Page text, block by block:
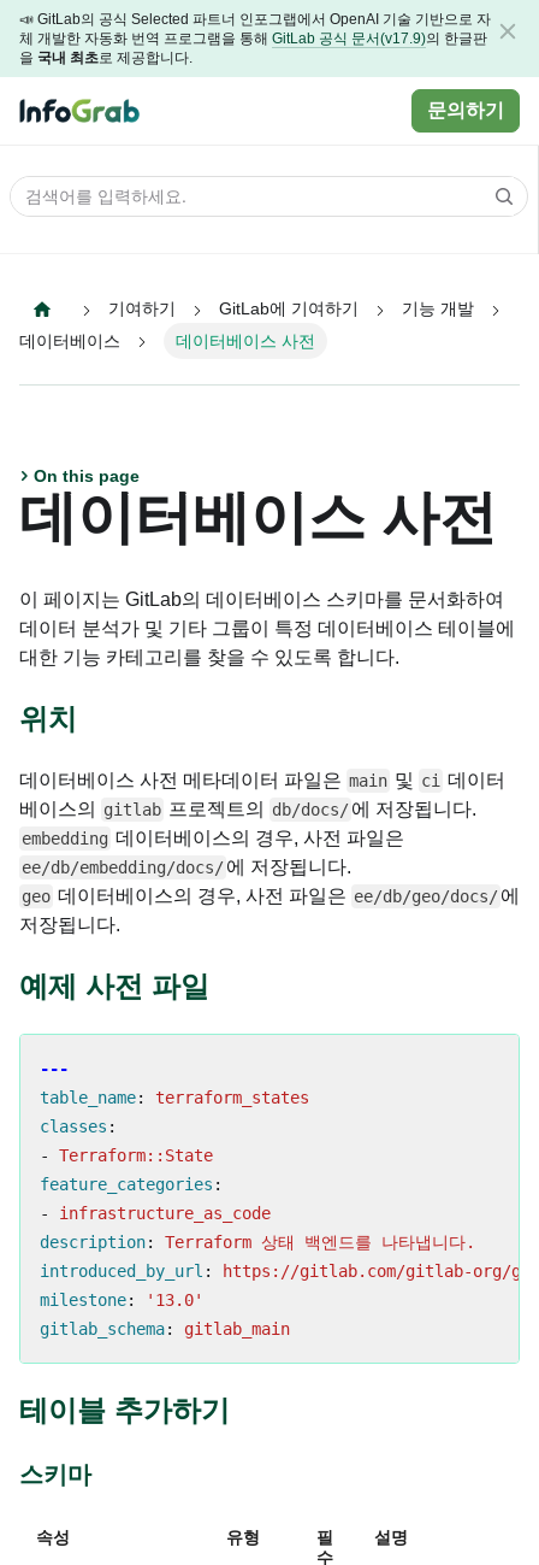
📣 GitLab의 공식 Selected 파트너 인포그랩에서 OpenAI 기술 기반으로 자
체 개발한 자동화 번역 프로그램을 통해 GitLab 공식 문서(v17.9)의 한글판
을 국내 최초로 제공합니다.
문의하기
기여하기 GitLab에 기여하기
기능 개발
데이터베이스
데이터베이스 사전
On this page
데이터베이스 사전
이 페이지는 GitLab의 데이터베이스 스키마를 문서화하여
데이터 분석가 및 기타 그룹이 특정 데이터베이스 테이블에
대한 기능 카테고리를 찾을 수 있도록 합니다.
위치
데이터베이스 사전 메타데이터 파일은 main 및 ci 데이터
베이스의
gitlab 프로젝트의 db/docs/에 저장됩니다.
embedding 데이터베이스의 경우, 사전 파일은
ee/db/embedding/docs/에 저장됩니다.
geo 데이터베이스의 경우, 사전 파일은 ee/db/geo/docs/에
저장됩니다.
예제 사전 파일
---
table_name:
terraform_states
classes :
-
Terraform::State
feature_categories :
-
infrastructure_as_code
description:
Terraform 상태 백엔드를 나타냅니다.
introduced_by_url :
https://gitlab.com/gitlab-org/
milestone: ' 13.0'
gitlab_schema: gitlab_main
테이블 추가하기
스키마
속성 유형
필
수
설명